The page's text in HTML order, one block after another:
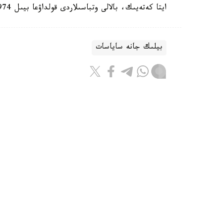
ايتا كەتەيىك، بالالى وتباسىلاردى قولداۋعا بيىل 974 ميلليارد تەڭگە ءبولىندى.
بيلىك جانە ساياسات